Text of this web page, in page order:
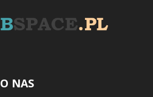
O NAS